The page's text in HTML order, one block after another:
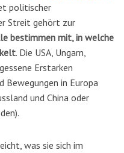
politischer
Streit gehört zur
bestimmen mit, in welche
. Die USA, Ungarn,
Erstarken
in Europa
und China oder
was sie sich im